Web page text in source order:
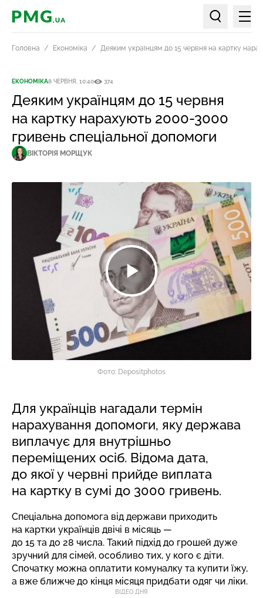
PMG.ua
Пошук по
Головна Економіка Деяким українцям до 15 червня на картку
ЕКОНОМІКА8 ЧЕРВНЯ, 10:40 374
Деяким українцям до 15 червня
на картку нарахують 2000-3000
гривень спеціальної допомоги
ВІКТОРІЯ МОРЩУК
Фото: Depositphotos
Для українців нагадали термін
нарахування допомоги, яку держава
виплачує для внутрішньо
переміщених осіб. Відома дата,
до якої у червні прийде виплата
на картку в сумі до 3000 гривень.
Спеціальна допомога від держави приходить
на картки українців двічі в місяць —
до 15 та до 28 числа. Такий підхід до грошей дуже
зручний для сімей, особливо тих, у кого є діти.
Спочатку можна оплатити комуналку та купити їжу,
а вже ближче до кінця місяця придбати одяг чи ліки.
ВІДЕО ДНЯ